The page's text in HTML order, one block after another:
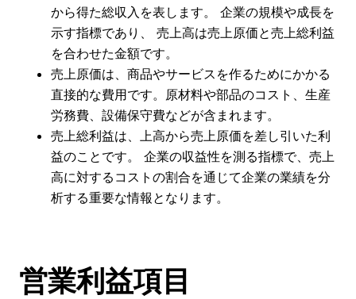
から得た総収入を表します。 企業の規模や成長を
示す指標であり、 売上高は売上原価と売上総利益
を合わせた金額です。
売上原価は、商品やサービスを作るためにかかる
直接的な費用です。原材料や部品のコスト、生産
労務費、設備保守費などが含まれます。
売上総利益は、上高から売上原価を差し引いた利
益のことです。 企業の収益性を測る指標で、売上
高に対するコストの割合を通じて企業の業績を分
析する重要な情報となります。
営業利益項目